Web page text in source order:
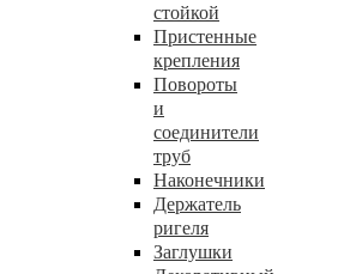
стойкой
Пристенные
крепления
Повороты
и
соединители
труб
Наконечники
Держатель
ригеля
Заглушки